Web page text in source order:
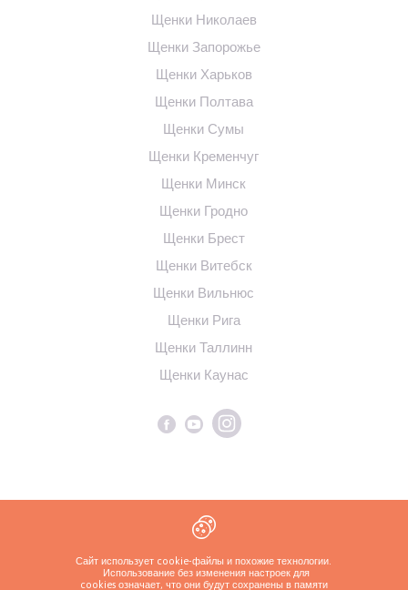
Щенки Николаев
Щенки Запорожье
Щенки Харьков
Щенки Полтава
Щенки Сумы
Щенки Кременчуг
Щенки Минск
Щенки Гродно
Щенки Брест
Щенки Витебск
Щенки Вильнюс
Щенки Рига
Щенки Таллинн
Щенки Каунас
Сайт использует cookie-файлы и похожие технологии.
Использование без изменения настроек для
cookies означает, что они будут сохранены в памяти